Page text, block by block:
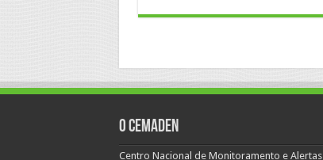
O Cemaden
Centro Nacional de Monitoramento e